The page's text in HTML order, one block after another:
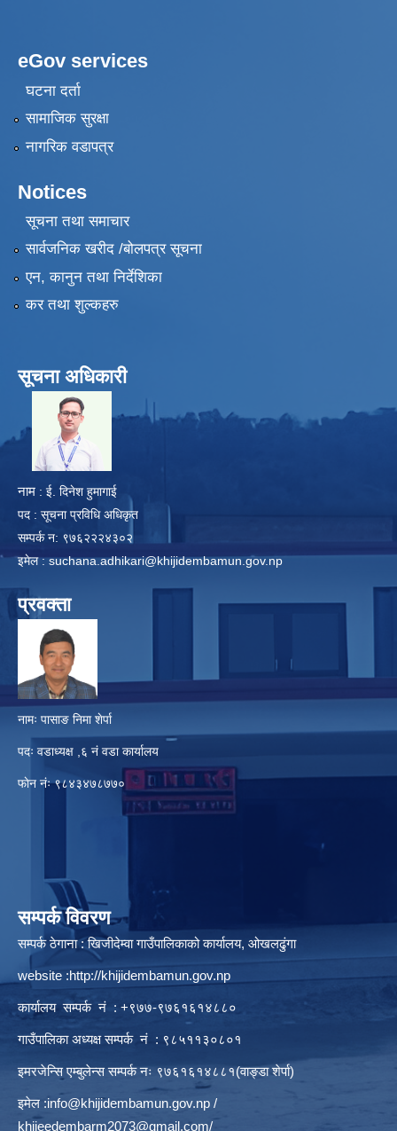
eGov services
घटना दर्ता
सामाजिक सुरक्षा
नागरिक वडापत्र
Notices
सूचना तथा समाचार
सार्वजनिक खरीद /बोलपत्र सूचना
एन, कानुन तथा निर्देशिका
कर तथा शुल्कहरु
सूचना अधिकारी
​
नाम : ई. दिनेश हुमागाई
पद : सूचना प्रविधि अधिकृत
सम्पर्क न: ९७६२२२४३०२
इमेल :suchana.adhikari@khijidembamun.gov.np
प्रवक्ता
नामः पासाङ निमा शेर्पा
पदः वडाध्यक्ष ,६ नं वडा कार्यालय
फाेन नंः ९८४३४७८७७०
सम्पर्क विवरण
सम्पर्क ठेगाना : खिजीदेम्वा गाउँपालिकाको कार्यालय, ओखलढुंगा
website :http://khijidembamun.gov.np
कार्यालय सम्पर्क नं : +९७७-९७६१६१४८८०
गाउँपालिका अध्यक्ष सम्पर्क नं : ९८५११३०८०१
इमरजेन्सि एम्बुलेन्स सम्पर्क न‌ः ९७६१६१४८८१(वाङ्डा शेर्पा)
इमेल :info@khijidembamun.gov.np /
khijeedembarm2073@gmail.com/